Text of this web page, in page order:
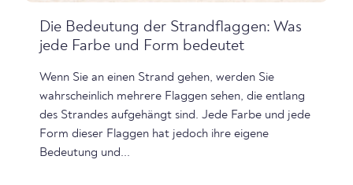
Die Bedeutung der Strandflaggen: Was
jede Farbe und Form bedeutet
Wenn Sie an einen Strand gehen, werden Sie
wahrscheinlich mehrere Flaggen sehen, die entlang
des Strandes aufgehängt sind. Jede Farbe und jede
Form dieser Flaggen hat jedoch ihre eigene
Bedeutung und...